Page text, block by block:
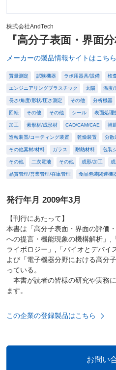
株式会社AndTech
『高分子表面・界面
メーカーの製品情報サイトはこちら
質量測定 試験機器 ラボ用器具/設備 検
エンジニアリングプラスチック 太陽 温度/
長さ/角度/形状/圧さ測定 その他 分析機器
回転 その他 その他 シール 表面処理
加工 素形材/成形材 CAD/CAM/CAE 補
造粒装置/コーティング装置 乾燥装置 分散
その他素材/材料 ガラス 耐熱材料 包装
その他 二次電池 その他 成形/加工
品質管理/営業管理/在庫管理 食品包装関連機
発行年月 2009年3月
【刊行にあたって】
本書は「高分子表面・界面の評価
への提言・機能現象の機構解析」,
ライボロジー」,「バイオとデバイ
よび「電子機器分野における高分
っている。
本書が読者の皆様の研究や実務
ます。
この企業の登録製品はこちら